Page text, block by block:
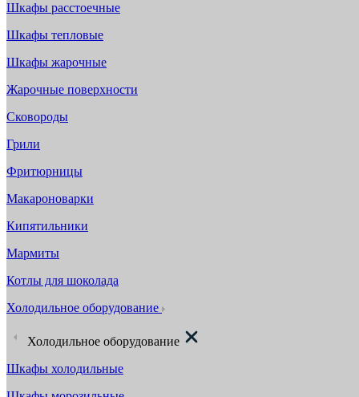
Шкафы расстоечные
Шкафы тепловые
Шкафы жарочные
Жарочные поверхности
Сковороды
Грили
Фритюрницы
Макароноварки
Кипятильники
Мармиты
Котлы для шоколада
Холодильное оборудование
Холодильное оборудование
Шкафы холодильные